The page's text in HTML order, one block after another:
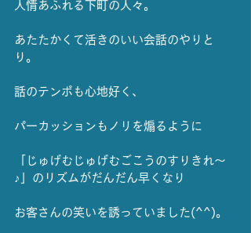
人情あふれる下町の人々。
あたたかくて活きのいい会話のやりと
り。
話のテンポも心地好く、
パーカッションもノリを煽るように
「じゅげむじゅげむごこうのすりきれ～
♪」のリズムがだんだん早くなり
お客さんの笑いを誘っていました(^^)。